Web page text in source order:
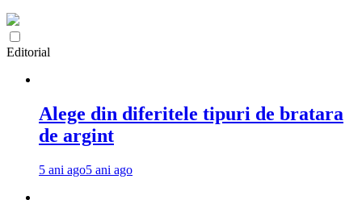
Editorial
Alege din diferitele tipuri de bratara
de argint
5 ani ago5 ani ago